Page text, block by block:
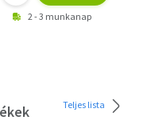
2 - 3 munkanap
Teljes lista